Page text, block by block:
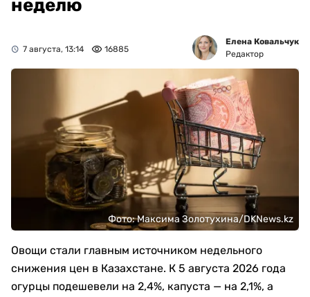
неделю
7 августа, 13:14 16885
Елена Ковальчук
Редактор
Фото: Максима Золотухина/DKNews.kz
Овощи стали главным источником недельного
снижения цен в Казахстане. К 5 августа 2026 года
огурцы подешевели на 2,4%, капуста — на 2,1%, а